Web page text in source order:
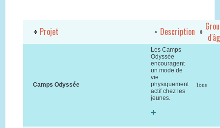
Projet Description
Camps Odyssée
Les Camps
Odyssée
encouragent
un mode de
vie
physiquement
actif chez les
jeunes.
+
Tous